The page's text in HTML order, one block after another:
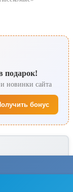
подарок!
новинки сайта
бонус